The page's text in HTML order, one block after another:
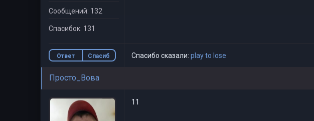
Сообщений: 132
Спасибок: 131
Ответ
Спасиб
Спасибо сказали: play to lose
Просто_Вова
11